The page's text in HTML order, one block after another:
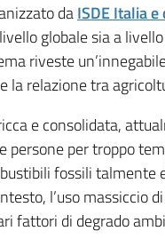
daISDE Italia
globale sia a
riveste
relazione tra
e consolidata,
per troppo
fossili
l’uso massiccio
fattori di degrado